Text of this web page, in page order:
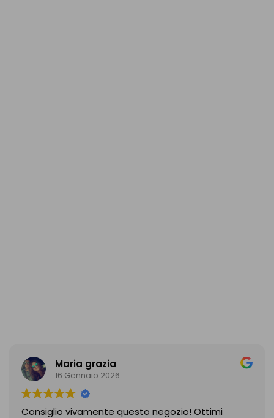
Maria grazia
16 Gennaio 2026
Consiglio vivamente questo negozio! Ottimi